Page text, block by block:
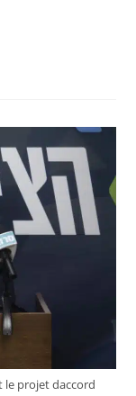
le projet daccord